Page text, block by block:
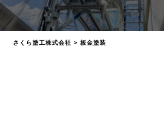
さくら塗工株式会社 >板金塗装